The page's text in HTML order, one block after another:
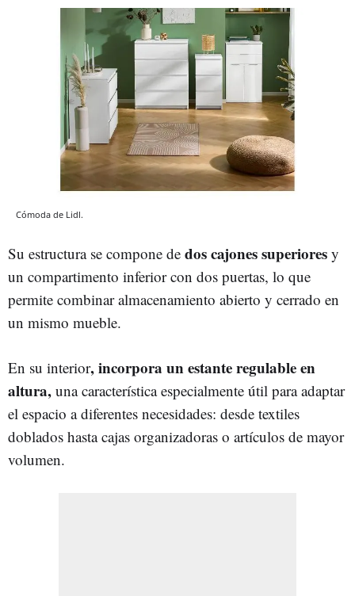
Cómoda de Lidl.
Su estructura se compone de dos cajones superiores y
un compartimento inferior con dos puertas, lo que
permite combinar almacenamiento abierto y cerrado en
un mismo mueble.
En su interior, incorpora un estante regulable en
altura, una característica especialmente útil para adaptar
el espacio a diferentes necesidades: desde textiles
doblados hasta cajas organizadoras o artículos de mayor
volumen.